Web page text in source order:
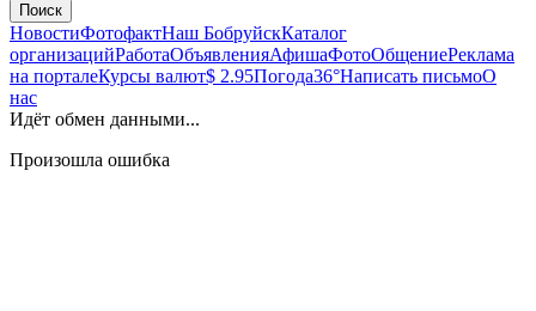
Поиск
НовостиФотофактНаш БобруйскКаталог
организацийРаботаОбъявленияАфишаФотоОбщениеРеклама
на порталеКурсы валют$ 2.95Погода36°Написать письмоО
нас
Идёт обмен данными...
Произошла ошибка